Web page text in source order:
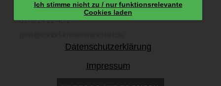
40468 Düsseldorf
0178 14 22 40 2
Ich stimme nicht zu / nur funktionsrelevante
Cookies laden
Datenschutzerklärung
Impressum